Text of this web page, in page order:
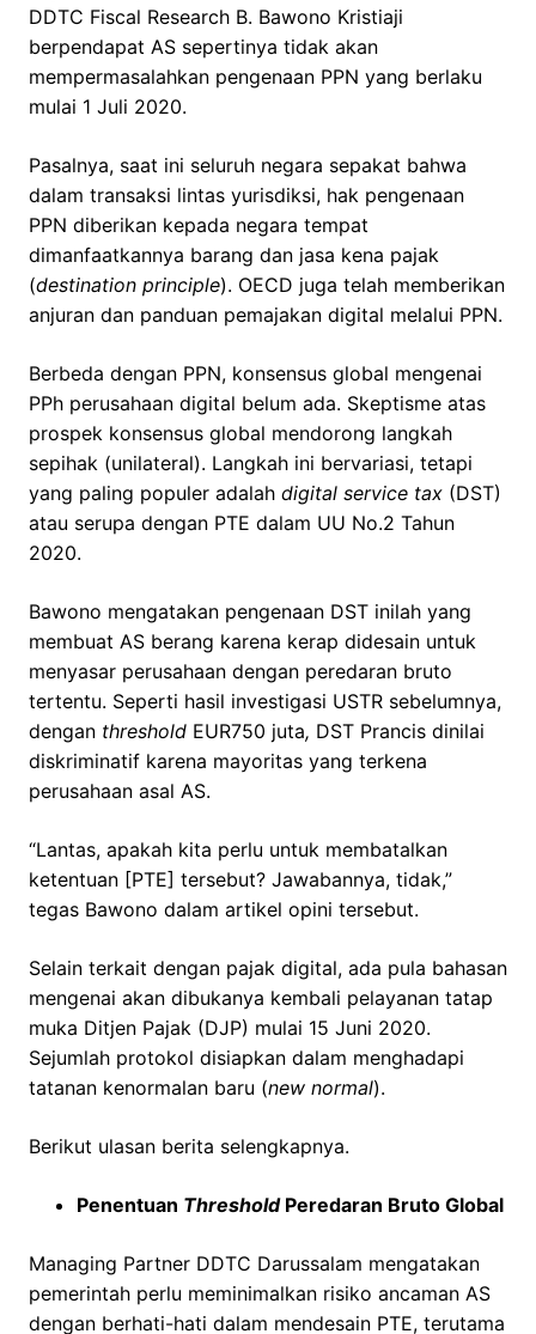
DDTC Fiscal Research B. Bawono Kristiaji
berpendapat AS sepertinya tidak akan
mempermasalahkan pengenaan PPN yang berlaku
mulai 1 Juli 2020.
Pasalnya, saat ini seluruh negara sepakat bahwa
dalam transaksi lintas yurisdiksi, hak pengenaan
PPN diberikan kepada negara tempat
dimanfaatkannya barang dan jasa kena pajak
(destination principle). OECD juga telah memberikan
anjuran dan panduan pemajakan digital melalui PPN.
Berbeda dengan PPN, konsensus global mengenai
PPh perusahaan digital belum ada. Skeptisme atas
prospek konsensus global mendorong langkah
sepihak (unilateral). Langkah ini bervariasi, tetapi
yang paling populer adalah digital service tax (DST)
atau serupa dengan PTE dalam UU No.2 Tahun
2020.
Bawono mengatakan pengenaan DST inilah yang
membuat AS berang karena kerap didesain untuk
menyasar perusahaan dengan peredaran bruto
tertentu. Seperti hasil investigasi USTR sebelumnya,
dengan threshold EUR750 juta, DST Prancis dinilai
diskriminatif karena mayoritas yang terkena
perusahaan asal AS.
“Lantas, apakah kita perlu untuk membatalkan
ketentuan [PTE] tersebut? Jawabannya, tidak,”
tegas Bawono dalam artikel opini tersebut.
Selain terkait dengan pajak digital, ada pula bahasan
mengenai akan dibukanya kembali pelayanan tatap
muka Ditjen Pajak (DJP) mulai 15 Juni 2020.
Sejumlah protokol disiapkan dalam menghadapi
tatanan kenormalan baru (new normal).
Berikut ulasan berita selengkapnya.
Penentuan ThresholdPeredaran Bruto Global
Managing Partner DDTC Darussalam mengatakan
pemerintah perlu meminimalkan risiko ancaman AS
dengan berhati-hati dalam mendesain PTE, terutama